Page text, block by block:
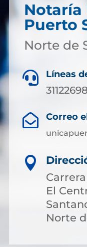
Notaría
Puerto
Norte de
 Líneas
 Correo

El
Norte